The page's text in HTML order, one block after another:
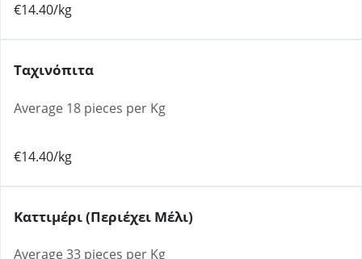
€14.40/kg
Ταχινόπιτα
Average 18 pieces per Kg
€14.40/kg
Καττιμέρι (περιέχει Μέλι)
Average 33 pieces per Kg